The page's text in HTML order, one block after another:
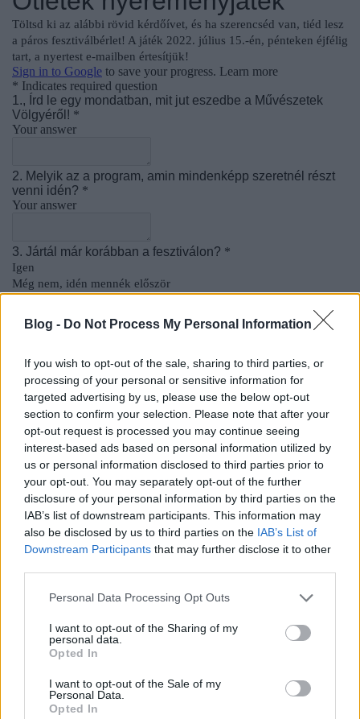
Blog - Do Not Process My Personal Information
If you wish to opt-out of the sale, sharing to third parties, or
processing of your personal or sensitive information for
targeted advertising by us, please use the below opt-out
section to confirm your selection. Please note that after your
opt-out request is processed you may continue seeing
interest-based ads based on personal information utilized by
us or personal information disclosed to third parties prior to
your opt-out. You may separately opt-out of the further
disclosure of your personal information by third parties on the
IAB’s list of downstream participants. This information may
also be disclosed by us to third parties on the IAB’s List of
Downstream Participants that may further disclose it to other
Please note that this website/app uses one or more Google
not limited to your visit or usage behaviour. You may click to
grant or deny consent to Google and its third-party tags to
use your data for below specified purposes in below Google
consent section.
Personal Data Processing Opt Outs
I want to opt-out of the Sharing of my
personal data.
Opted In
I want to opt-out of the Sale of my
Personal Data.
Opted In